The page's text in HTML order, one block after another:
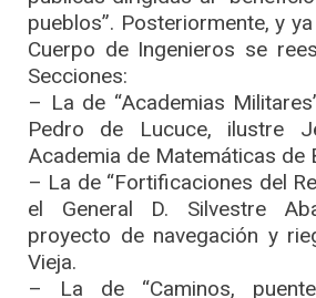
pueblos”. Posteriormente, y
Cuerpo de Ingenieros se
Secciones:
– La de “Academias
Pedro de Lucuce, ilustre
Academia de Matemáticas de
– La de “Fortificaciones del
el General D. Silvestre
proyecto de navegación y
Vieja.
– La de “Caminos,